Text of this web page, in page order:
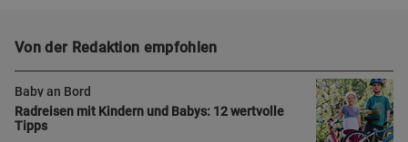
Von der Redaktion empfohlen
Baby an Bord
Radreisen mit Kindern und Babys: 12 wertvolle
Tipps